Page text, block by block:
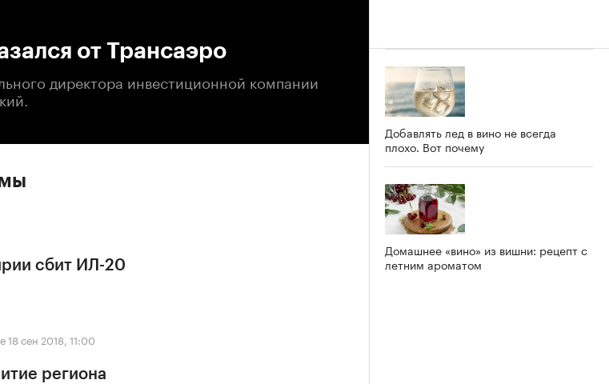
от Трансаэро
директора инвестиционной компании
сбит ИЛ-20
18 сен 2018, 11:00
региона
Добавлять лед в вино не всегда
плохо. Вот почему
Домашнее «вино» из вишни: рецепт с
летним ароматом